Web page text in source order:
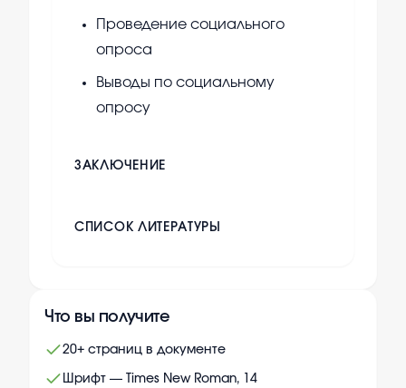
Проведение социального
опроса
Выводы по социальному
опросу
ЗАКЛЮЧЕНИЕ
СПИСОК ЛИТЕРАТУРЫ
Что вы получите
20+ страниц в документе
Шрифт — Times New Roman, 14